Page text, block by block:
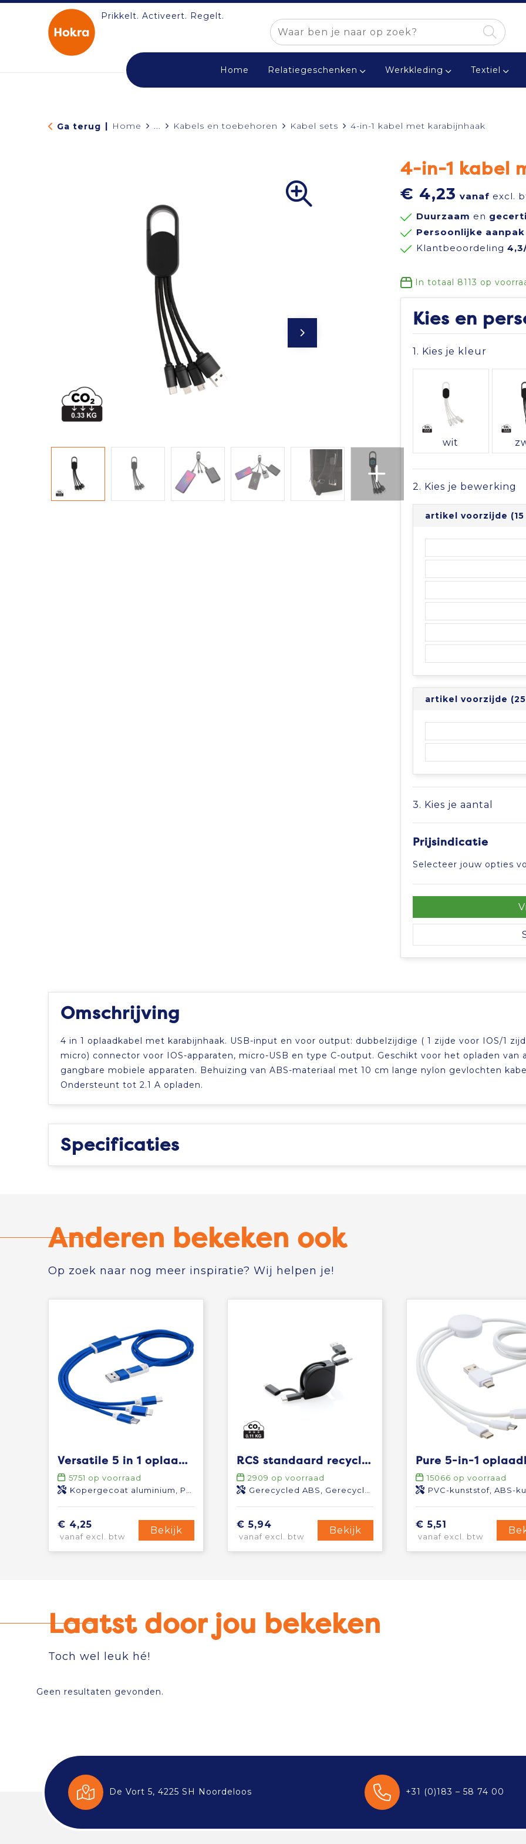
Prikkelt. Activeert. Regelt.
Home Relatiegeschenken Werkkleding Textiel
Ga terug | Home ... Kabels en toebehoren Kabel sets 4-in-1 kabel met karabijnhaak
4-in-1 kabel
€ 4,23 vanaf excl.
Duurzaam en
Persoonlijke aanpak
Klantbeoordeling
In totaal 8113 op
Kies en
1. Kies je kleur
wit
2. Kies je bewerking
artikel voorzijde (15
artikel voorzijde (25
3. Kies je aantal
Prijsindicatie
Selecteer jouw opties
Omschrijving
4 in 1 oplaadkabel met karabijnhaak. USB-input en voor output: dubbelzijdige ( 1 zijde voor IOS/1
micro) connector voor IOS-apparaten, micro-USB en type C-output. Geschikt voor het opladen van
gangbare mobiele apparaten. Behuizing van ABS-materiaal met 10 cm lange nylon gevlochten
Ondersteunt tot 2.1 A opladen.
Specificaties
Anderen bekeken ook
Op zoek naar nog meer inspiratie? Wij helpen je!
Versatile 5 in 1 oplaadkabel
5751 op voorraad
Kopergecoat aluminium, Polyester
€ 4,25
vanaf excl. btw
Bekijk
RCS standaard recycled plastic and TPE 4-in-1 kabel
2909 op voorraad
Gerecycled ABS, Gerecycled TPE
€ 5,94
vanaf excl. btw
Bekijk
15066 op voorraad
PVC-kunststof, ABS-
€ 5,51
vanaf excl. btw
Laatst door jou bekeken
Toch wel leuk hé!
Geen resultaten gevonden.
De Vort 5, 4225 SH Noordeloos +31 (0)183 – 58 74 00